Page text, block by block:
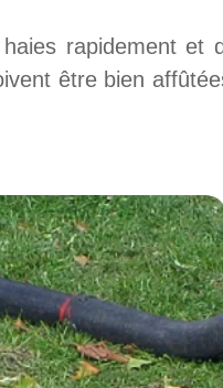
rapidement et
être bien